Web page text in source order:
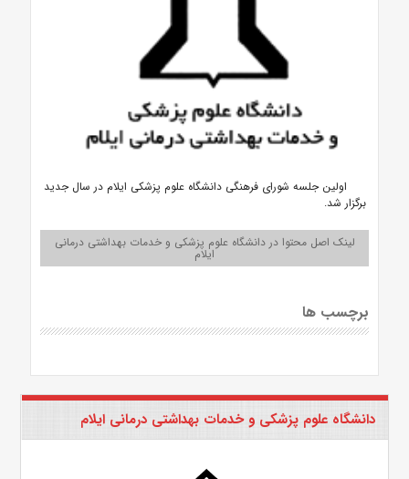
اولین جلسه شورای فرهنگی دانشگاه علوم پزشکی ایلام در سال جدید
برگزار شد.
لینک اصل محتوا در دانشگاه علوم پزشکی و خدمات بهداشتی درمانی
ایلام
برچسب ها
دانشگاه علوم پزشکی و خدمات بهداشتی درمانی ایلام